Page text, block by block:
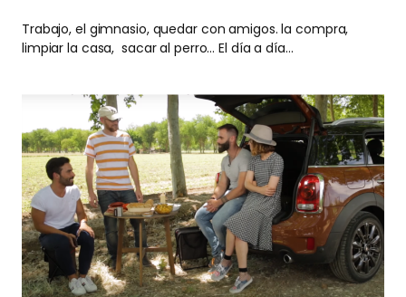
Trabajo, el gimnasio, quedar con amigos. la compra,
limpiar la casa, sacar al perro… El día a día…